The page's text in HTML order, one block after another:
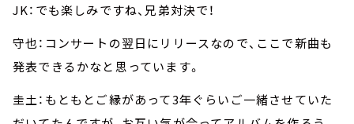
JK：でも楽しみですね、兄弟対決で！
守也：コンサートの翌日にリリースなので、ここで新曲も
発表できるかなと思っています。
圭土：もともとご縁があって3年ぐらいご一緒させていた